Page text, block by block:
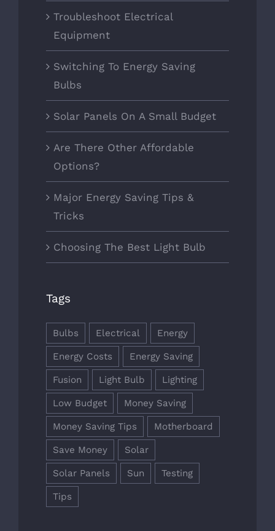
Troubleshoot Electrical
Equipment
Switching To Energy Saving
Bulbs
Solar Panels On A Small Budget
Are There Other Affordable
Options?
Major Energy Saving Tips &
Tricks
Choosing The Best Light Bulb
Tags
Bulbs Electrical Energy
Energy Costs Energy Saving
Fusion Light Bulb Lighting
Low Budget Money Saving
Money Saving Tips Motherboard
Save Money Solar
Solar Panels Sun Testing
Tips